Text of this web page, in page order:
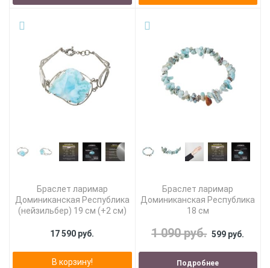
Браслет ларимар
Доминиканская Республика
(нейзильбер) 19 см (+2 см)
17 590 руб.
В корзину!
Браслет ларимар
Доминиканская Республика
18 см
1 090 руб. 599 руб.
Подробнее